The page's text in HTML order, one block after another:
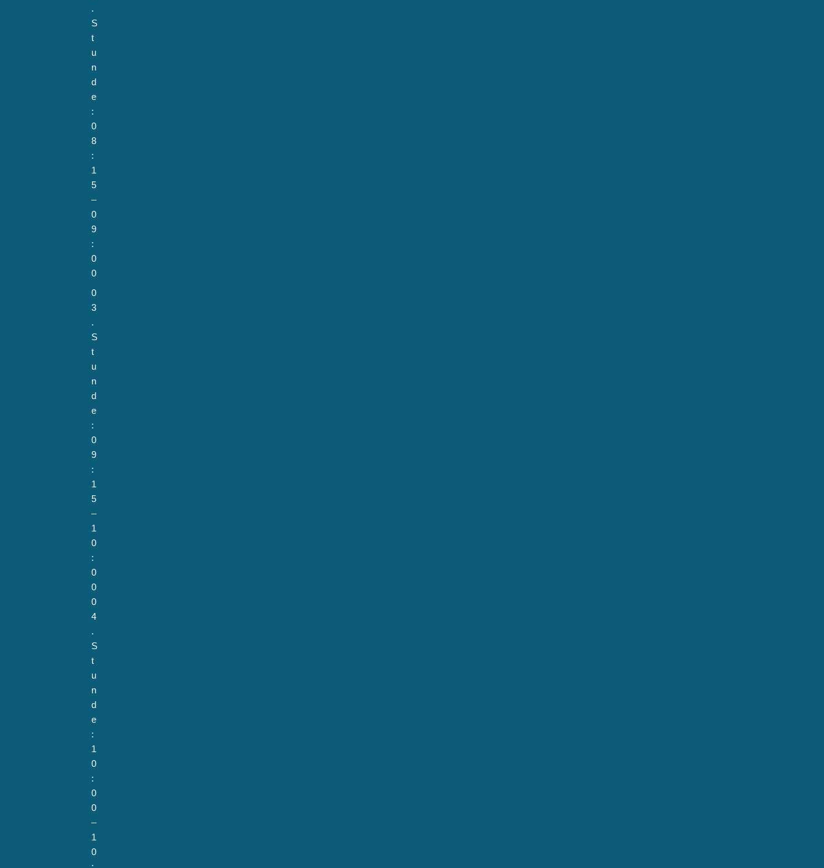
.
S
t
u
n
d
e
:
0
8
:
1
5
–
0
9
:
0
0
0
3
.
S
t
u
n
d
e
:
0
9
:
1
5
–
1
0
:
0
0
0
4
.
S
t
u
n
d
e
:
1
0
:
0
0
–
1
0